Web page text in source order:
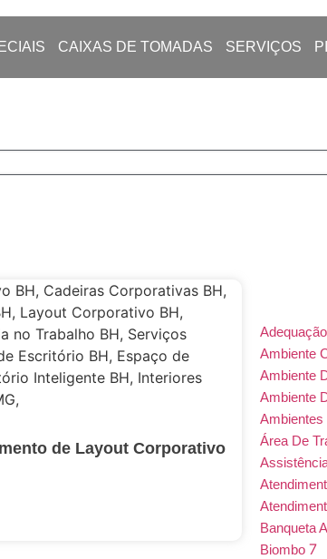
CAIXAS DE TOMADAS SERVIÇOS
de Layout Corporativo
Ambiente
Ambiente
Ambiente
Ambientes
Área De
Banqueta
Biombo 7